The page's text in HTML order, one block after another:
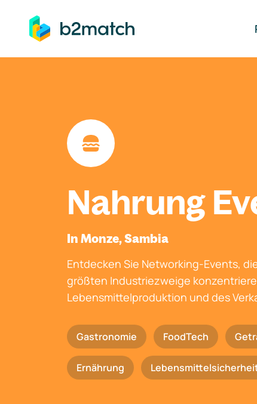
springen
Nahrung
In Monze, Sambia
Entdecken Sie Networking-Events,
größten Industriezweige
Lebensmittelproduktion und des
Gastronomie FoodTech
Ernährung